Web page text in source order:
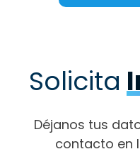
Solicita
Déjanos tus
contacto en